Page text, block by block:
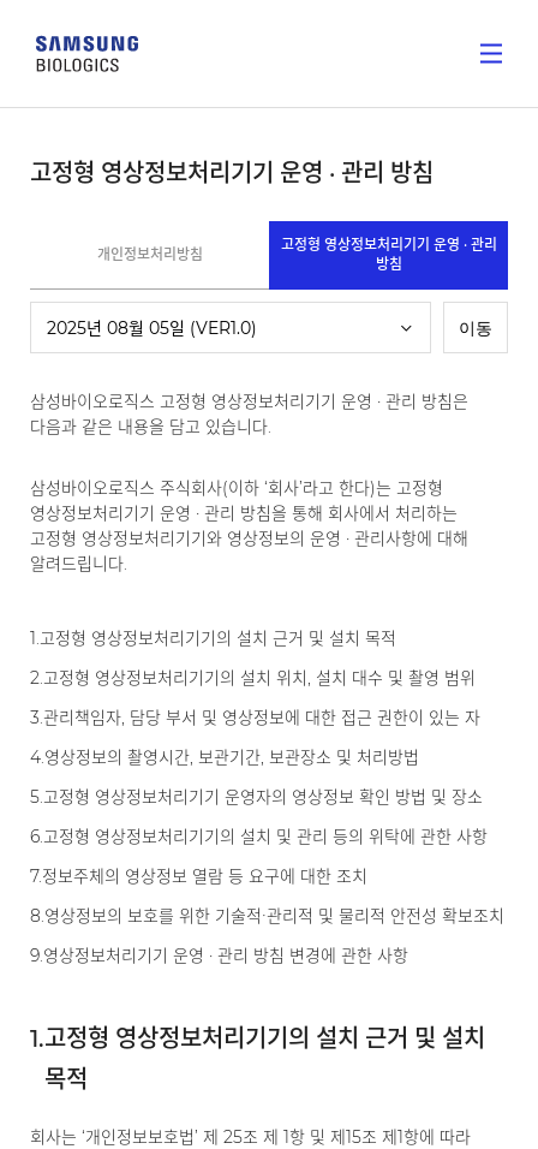
고정형 영상정보처리기기 운영 · 관리 방침
개인정보처리방침
고정형 영상정보처리기기 운영 · 관리
방침
삼성바이오로직스 고정형 영상정보처리기기 운영 · 관리 방침은
다음과 같은 내용을 담고 있습니다.
삼성바이오로직스 주식회사(이하 ‘회사’라고 한다)는 고정형
영상정보처리기기 운영 · 관리 방침을 통해 회사에서 처리하는
고정형 영상정보처리기기와 영상정보의 운영 · 관리사항에 대해
알려드립니다.
1.고정형 영상정보처리기기의 설치 근거 및 설치 목적
2.고정형 영상정보처리기기의 설치 위치, 설치 대수 및 촬영 범위
3.관리책임자, 담당 부서 및 영상정보에 대한 접근 권한이 있는 자
4.영상정보의 촬영시간, 보관기간, 보관장소 및 처리방법
5.고정형 영상정보처리기기 운영자의 영상정보 확인 방법 및 장소
6.고정형 영상정보처리기기의 설치 및 관리 등의 위탁에 관한 사항
7.정보주체의 영상정보 열람 등 요구에 대한 조치
8.영상정보의 보호를 위한 기술적∙관리적 및 물리적 안전성 확보조치
9.영상정보처리기기 운영 · 관리 방침 변경에 관한 사항
1.고정형 영상정보처리기기의 설치 근거 및 설치
목적
회사는 ‘개인정보보호법’ 제 25조 제 1항 및 제15조 제1항에 따라